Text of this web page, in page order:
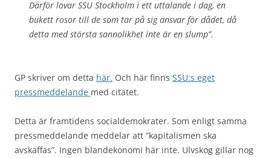
Därför lovar SSU Stockholm i ett uttalande i dag, en
bukett rosor till de som tar på sig ansvar för dådet, då
detta med största sannolikhet inte är en slump”.
GP skriver om detta här. Och här finns SSU:s eget
pressmeddelande med citatet.
Detta är framtidens socialdemokrater. Som enligt samma
pressmeddelande meddelar att ”kapitalismen ska
avskaffas”. Ingen blandekonomi här inte. Ulvskog gillar nog